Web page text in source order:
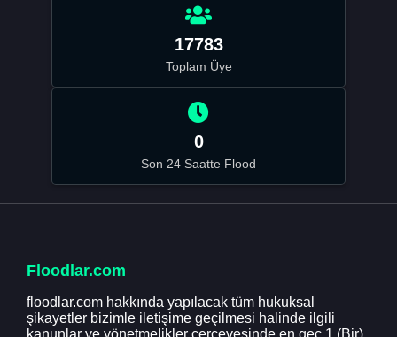
17783
Toplam Üye
0
Son 24 Saatte Flood
Floodlar.com
floodlar.com hakkında yapılacak tüm hukuksal
şikayetler bizimle iletişime geçilmesi halinde ilgili
kanunlar ve yönetmelikler çerçevesinde en geç 1 (Bir)